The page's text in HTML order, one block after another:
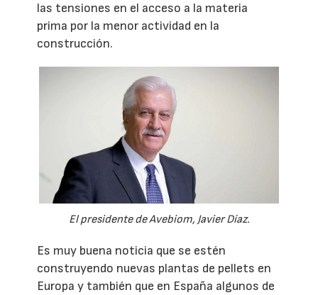
las tensiones en el acceso a la materia
prima por la menor actividad en la
construcción.
El presidente de Avebiom, Javier Díaz.
Es muy buena noticia que se estén
construyendo nuevas plantas de pellets en
Europa y también que en España algunos de